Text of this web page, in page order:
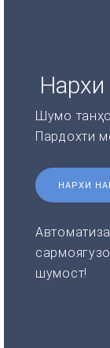
Шумо
Пардохти
НАРХИ
шумост!